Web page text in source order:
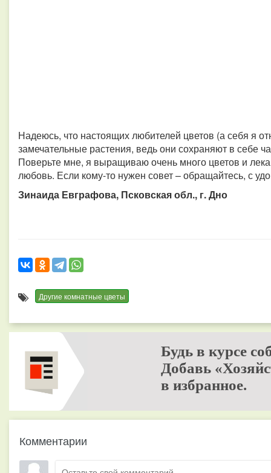
Надеюсь, что настоящих любителей цветов (а себя я
замечательные растения, ведь они сохраняют в себе
Поверьте мне, я выращиваю очень много цветов и
любовь. Если кому-то нужен совет – обращайтесь, с
Зинаида Евграфова, Псковская обл., г. Дно
Другие комнатные цветы
Будь в курсе
Добавь
в избранное.
Комментарии